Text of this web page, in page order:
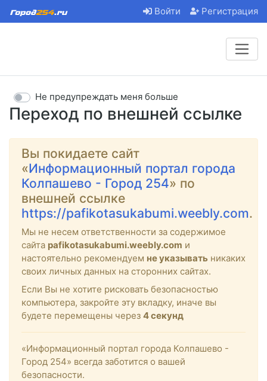
Войти Регистрация
Переход по внешней ссылке
Не предупреждать меня больше
Вы покидаете сайт
«Информационный портал города
Колпашево - Город 254» по
внешней ссылке
https://pafikotasukabumi.weebly.com.
Мы не несем ответственности за содержимое
сайта pafikotasukabumi.weebly.com и
настоятельно рекомендуем не указывать никаких
своих личных данных на сторонних сайтах.
Если Вы не хотите рисковать безопасностью
компьютера, закройте эту вкладку, иначе вы
будете перемещены через 4секунд
«Информационный портал города Колпашево -
Город 254» всегда заботится о вашей
безопасности.